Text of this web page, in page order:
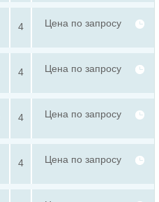
4 Цена по запросу
4 Цена по запросу
4 Цена по запросу
4 Цена по запросу